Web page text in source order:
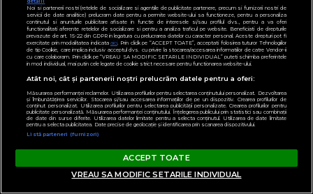
Candidoza bucala la bebelusi - incearca acest
tratament cu ulei de cocos
Noi si partenerii nostri (retelele de socializare si agentiile de publicitate partenere, precum si furnizorii nostri de
servicii de date analitice) prelucram date pentru a permite website-ului sa functioneze, pentru a personaliza
continutul si anunturile publicitare afisate in functie de interesele si/sau profilul dvs., pentru a va oferi
functionalitati aferente retelelor de socializare si pentru a analiza traficul pe website. Beneficiati de drepturile
prevazute de art. 15-22 din GDPR in legatura cu prelucrarea datelor cu caracter personal. Aceste drepturi pot fi
exercitate prin modalitatea indicataaici. Prin click pe “ACCEPT TOATE”, acceptati folosirea tuturor Tehnologiilor
de tip Cookie, care implica inclusiv acceptul dvs. cu privire la stocarea/accesarea informatiilor de catre Vendor-ii
cu care colaboram. Prin click pe “VREAU SA MODIFIC SETARILE INDIVIDUAL” puteti schimba preferintele
in mod individual, mai putin cele legate de cookie strict necesare pentru functionarea website-ului.
Atât noi, cât și partenerii noștri prelucrăm datele pentru a oferi:
Măsurarea performanței reclamelor. Utilizarea profilurilor pentru selectarea conținutului personalizat. Dezvoltarea
și îmbunătățirea serviciilor. Stocarea și/sau accesarea informațiilor de pe un dispozitiv. Crearea profilurilor de
conținut personalizat. Utilizarea profilurilor pentru selectarea publicității personalizate. Crearea profilurilor pentru
publicitate personalizată. Măsurarea performanței conținutului. Înțelegerea publicului prin statistici sau combinații
de date din surse diferite. Utilizarea datelor limitate pentru a selecta conținutul. Utilizarea de date limitate
pentru a selecta publicitatea. Date precise de geolocație și identificarea prin scanarea dispozitivului.
Listă parteneri (furnizori)
ACCEPT TOATE
VREAU SA MODIFIC SETARILE INDIVIDUAL